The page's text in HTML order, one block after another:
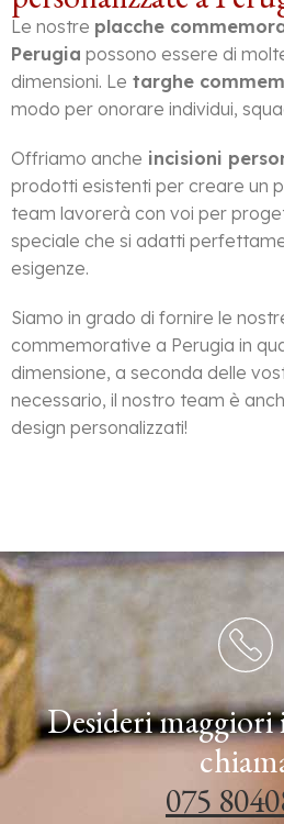
Le nostre placche
Perugia possono essere di
dimensioni. Le targhe
modo per onorare individui,
Offriamo anche incisioni
prodotti esistenti per creare un
team lavorerà con voi per
speciale che si adatti
esigenze.
Siamo in grado di fornire le
commemorative a Perugia in
dimensione, a seconda delle
necessario, il nostro team è
design personalizzati!
Desideri
075